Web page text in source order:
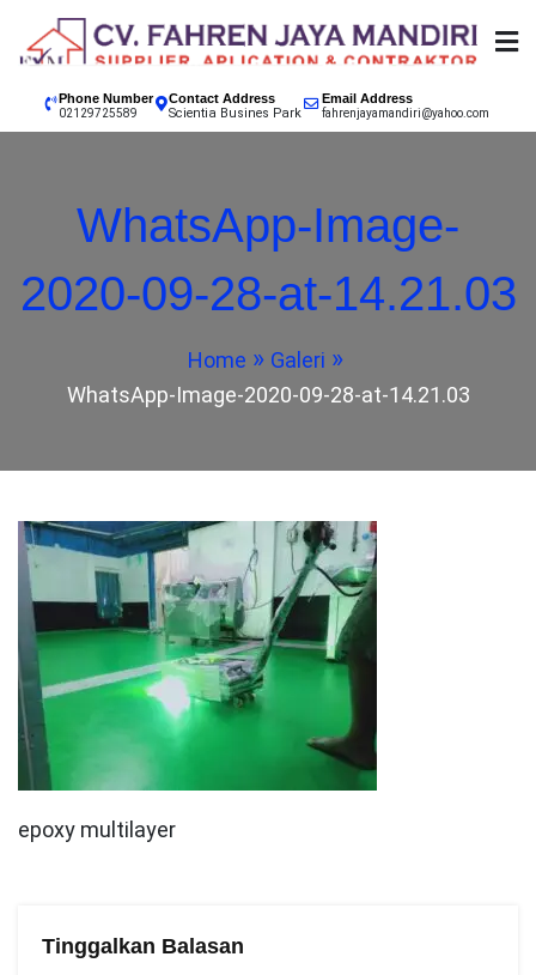
02129725589 CV.
MANDIRI
KONTRAKTOR CAT
EPOXY LANTAI
INDONESIA, EPOXY LANTAI JAKARTA, EPOXY LANTAI
LANTAI GARUT, EPOXY LANTAI CIANJUR
Phone Number
02129725589
Contact Address
Scientia Busines Park
Email Address
fahrenjayamandiri@yahoo.com
WhatsApp-Image-
2020-09-28-at-14.21.03
Home
Galeri
WhatsApp-Image-2020-09-28-at-14.21.03
epoxy multilayer
Tinggalkan Balasan